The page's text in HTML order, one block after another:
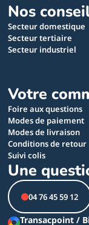
Nos
Secteur domestique
Secteur tertiaire
Secteur industriel
Votre
Foire aux questions
Modes de paiement
Modes de livraison
Conditions de retour
Suivi colis
Une
04 76 45 59 12
Transacpoint /